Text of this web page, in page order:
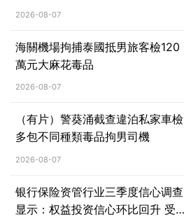
2026-08-07
海關機場拘捕泰國抵男旅客檢120
萬元大麻花毒品
2026-08-07
（有片）警葵涌截查違泊私家車檢
多包不同種類毒品拘男司機
2026-08-07
银行保险资管行业三季度信心调查
显示：权益投资信心环比回升 受